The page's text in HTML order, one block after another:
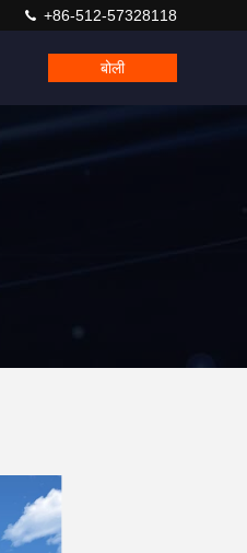
+86-512-57328118
बोली